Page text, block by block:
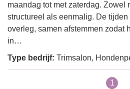
maandag tot met zaterdag. Zowel
structureel als eenmalig. De tijden
overleg, samen afstemmen zodat
in…
Type bedrijf: Trimsalon,
1